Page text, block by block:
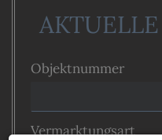
Objektnummer
Vermarktungsart